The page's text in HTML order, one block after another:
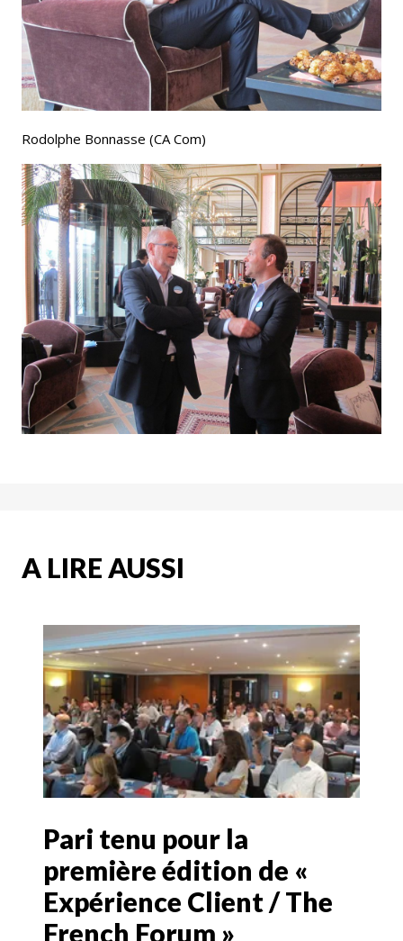
Rodolphe Bonnasse (CA Com)
A LIRE AUSSI
Pari tenu pour la
première édition de «
Expérience Client / The
French Forum »